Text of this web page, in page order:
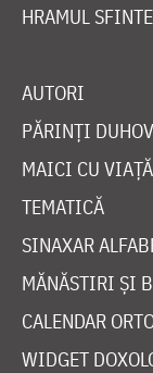
HRAMUL
AUTORI
PĂRINȚI
MAICI CU
TEMATICĂ
SINAXAR
MĂNĂSTIRI ȘI
CALENDAR
WIDGET